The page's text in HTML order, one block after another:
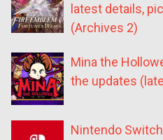
latest details,
(Archives 2)
Mina the
the updates
Nintendo